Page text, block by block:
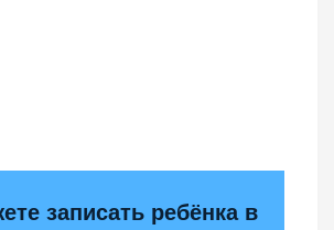
записать ребёнка в